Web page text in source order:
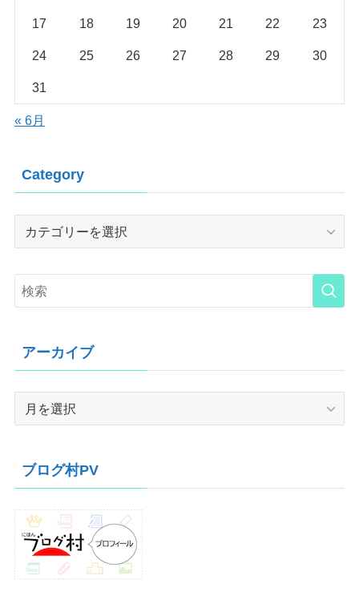
17 18 19 20 21 22 23
24 25 26 27 28 29 30
31
« 6月
Category
Category
アーカイブ
ブ
ブログ村PV